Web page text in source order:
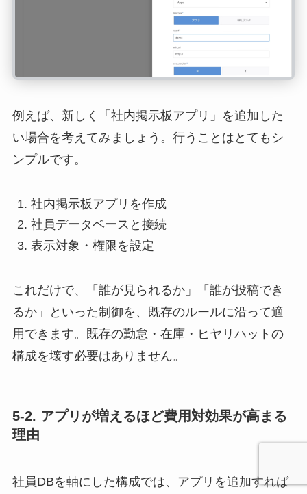
例えば、新しく「社内掲示板アプリ」を追加した
い場合を考えてみましょう。行うことはとてもシ
ンプルです。
社内掲示板アプリを作成
社員データベースと接続
表示対象・権限を設定
これだけで、「誰が見られるか」「誰が投稿でき
るか」といった制御を、既存のルールに沿って適
用できます。既存の勤怠・在庫・ヒヤリハットの
構成を壊す必要はありません。
5-2. アプリが増えるほど費用対効果が高まる
理由
社員DBを軸にした構成では、アプリを追加すれば